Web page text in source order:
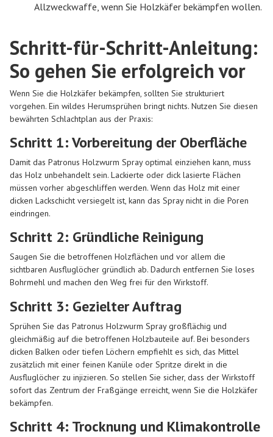
Allzweckwaffe, wenn Sie Holzkäfer bekämpfen wollen.
Schritt-für-Schritt-Anleitung:
So gehen Sie erfolgreich vor
Wenn Sie die Holzkäfer bekämpfen, sollten Sie strukturiert
vorgehen. Ein wildes Herumsprühen bringt nichts. Nutzen Sie diesen
bewährten Schlachtplan aus der Praxis:
Schritt 1: Vorbereitung der Oberfläche
Damit das Patronus Holzwurm Spray optimal einziehen kann, muss
das Holz unbehandelt sein. Lackierte oder dick lasierte Flächen
müssen vorher abgeschliffen werden. Wenn das Holz mit einer
dicken Lackschicht versiegelt ist, kann das Spray nicht in die Poren
eindringen.
Schritt 2: Gründliche Reinigung
Saugen Sie die betroffenen Holzflächen und vor allem die
sichtbaren Ausfluglöcher gründlich ab. Dadurch entfernen Sie loses
Bohrmehl und machen den Weg frei für den Wirkstoff.
Schritt 3: Gezielter Auftrag
Sprühen Sie das Patronus Holzwurm Spray großflächig und
gleichmäßig auf die betroffenen Holzbauteile auf. Bei besonders
dicken Balken oder tiefen Löchern empfiehlt es sich, das Mittel
zusätzlich mit einer feinen Kanüle oder Spritze direkt in die
Ausfluglöcher zu injizieren. So stellen Sie sicher, dass der Wirkstoff
sofort das Zentrum der Fraßgänge erreicht, wenn Sie die Holzkäfer
bekämpfen.
Schritt 4: Trocknung und Klimakontrolle